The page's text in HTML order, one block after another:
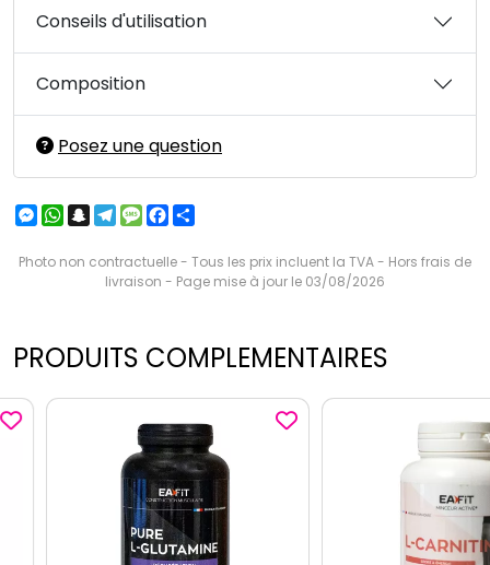
Conseils d'utilisation
Composition
Posez une question
Messenger
WhatsApp
Snapchat
Telegram
MessageFacebook
Photo non contractuelle - Tous les prix incluent la TVA - Hors frais de
livraison - Page mise à jour le 03/08/2026
PRODUITS COMPLEMENTAIRES